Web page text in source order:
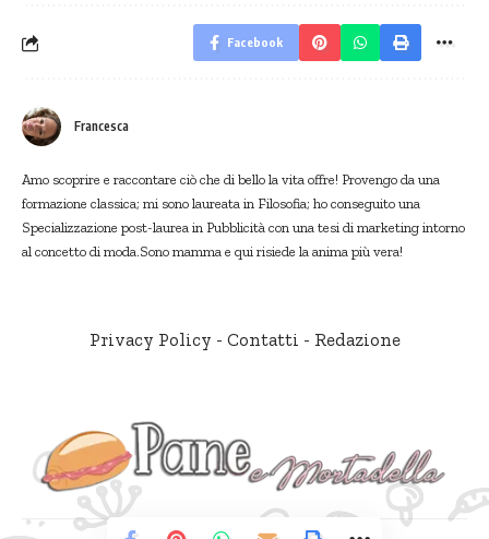
Facebook
Francesca
Amo scoprire e raccontare ciò che di bello la vita offre! Provengo da una
formazione classica; mi sono laureata in Filosofia; ho conseguito una
Specializzazione post-laurea in Pubblicità con una tesi di marketing intorno
al concetto di moda.Sono mamma e qui risiede la anima più vera!
Privacy Policy - Contatti - Redazione